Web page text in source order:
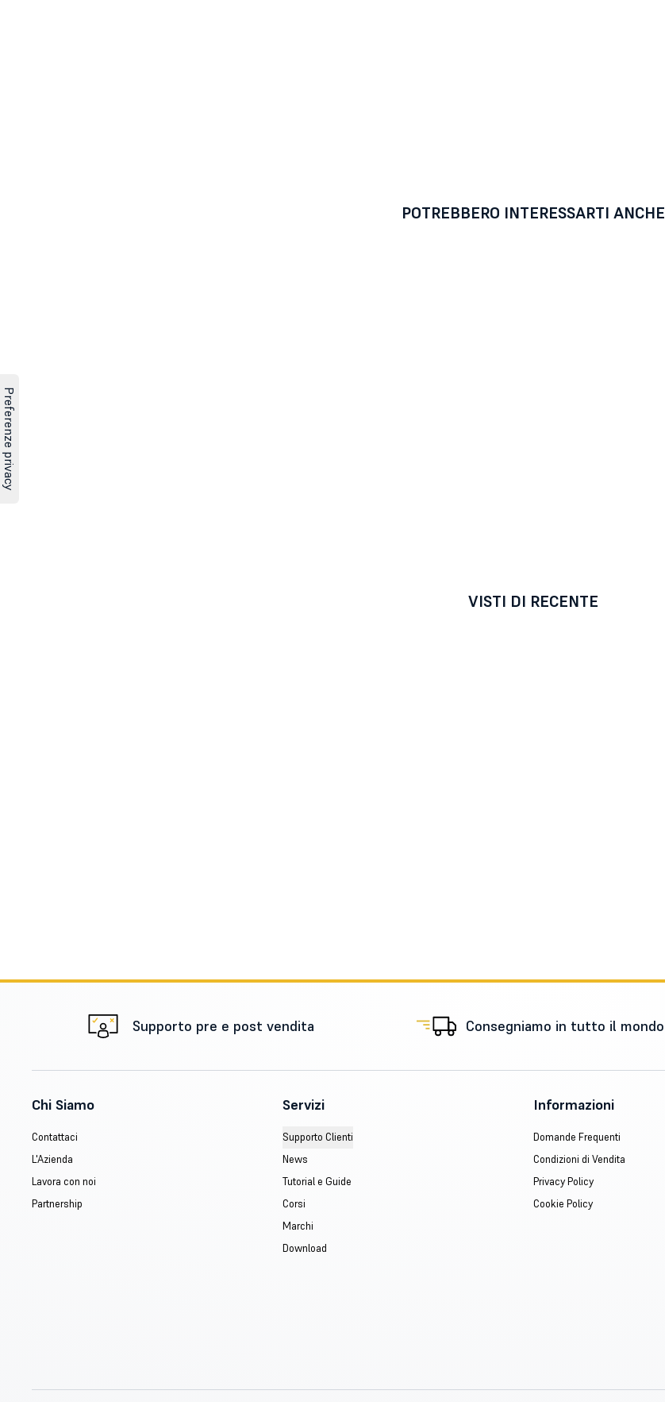
POTREBBERO INTERESSARTI ANCHE
VISTI DI RECENTE
Supporto pre e post vendita Consegniamo in tutto il mondo
Chi Siamo
Contattaci
L'Azienda
Lavora con noi
Partnership
Servizi
Supporto Clienti
News
Tutorial e Guide
Corsi
Marchi
Download
Informazioni
Domande Frequenti
Condizioni di Vendita
Privacy Policy
Cookie Policy